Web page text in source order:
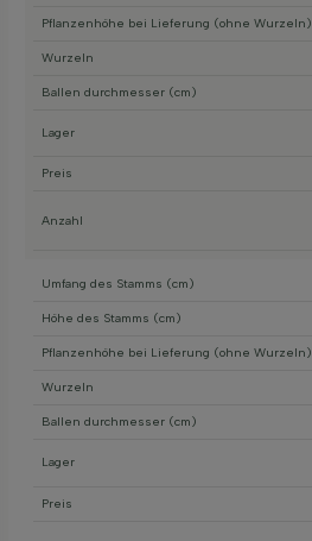
Pflanzenhöhe bei Lieferung (ohne Wurzeln)
Wurzeln
Ballen durchmesser (cm)
Lager
Preis
Anzahl
Umfang des Stamms (cm)
Höhe des Stamms (cm)
Pflanzenhöhe bei Lieferung (ohne Wurzeln)
Wurzeln
Ballen durchmesser (cm)
Lager
Preis